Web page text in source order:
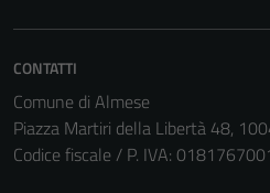
CONTATTI
Comune di Almese
Piazza Martiri della Libertà 48,
Codice fiscale / P. IVA: